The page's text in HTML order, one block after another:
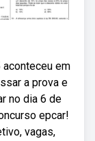
em
a prova e
no dia 6 de
epcar!
vagas,